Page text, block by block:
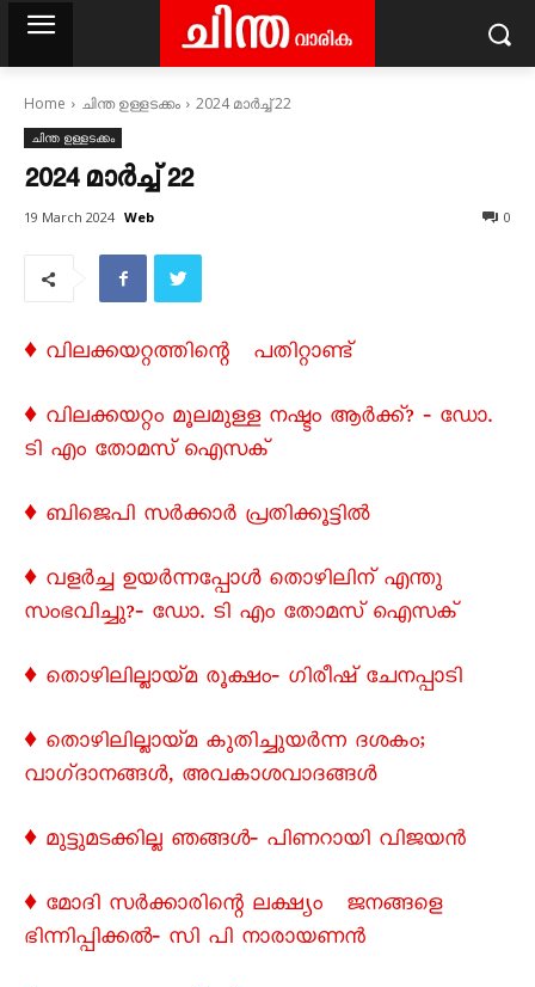
Home ചിന്ത ഉള്ളടക്കം 2024 മാർച്ച്‌ 22
ചിന്ത ഉള്ളടക്കം
2024 മാർച്ച്‌ 22
19 March 2024 Web 0
♦ വിലക്കയറ്റത്തിന്റെ പതിറ്റാണ്ട്
♦ വിലക്കയറ്റം മൂലമുള്ള നഷ്ടം ആർക്ക്‌? ‐ ഡോ.
ടി എം തോമസ്‌ ഐസക്‌
♦ ബിജെപി സർക്കാർ പ്രതിക്കൂട്ടിൽ
♦ വളർച്ച ഉയർന്നപ്പോൾ തൊഴിലിന്‌ എന്തു
സംഭവിച്ചു?‐ ഡോ. ടി എം തോമസ്‌ ഐസക്‌
♦ തൊഴിലില്ലായ്‌മ രൂക്ഷം‐ ഗിരീഷ്‌ ചേനപ്പാടി
♦ തൊഴിലില്ലായ്‌മ കുതിച്ചുയർന്ന ദശകം;
വാഗ്‌ദാനങ്ങൾ, അവകാശവാദങ്ങൾ
♦ മുട്ടുമടക്കില്ല ഞങ്ങൾ‐ പിണറായി വിജയൻ
♦ മോദി സർക്കാരിന്റെ ലക്ഷ്യം ജനങ്ങളെ
ഭിന്നിപ്പിക്കൽ‐ സി പി നാരായണൻ